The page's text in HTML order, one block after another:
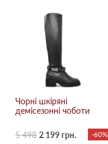
Чорні шкіряні
демісезонні чоботи
5 498 2 199 грн. -60%